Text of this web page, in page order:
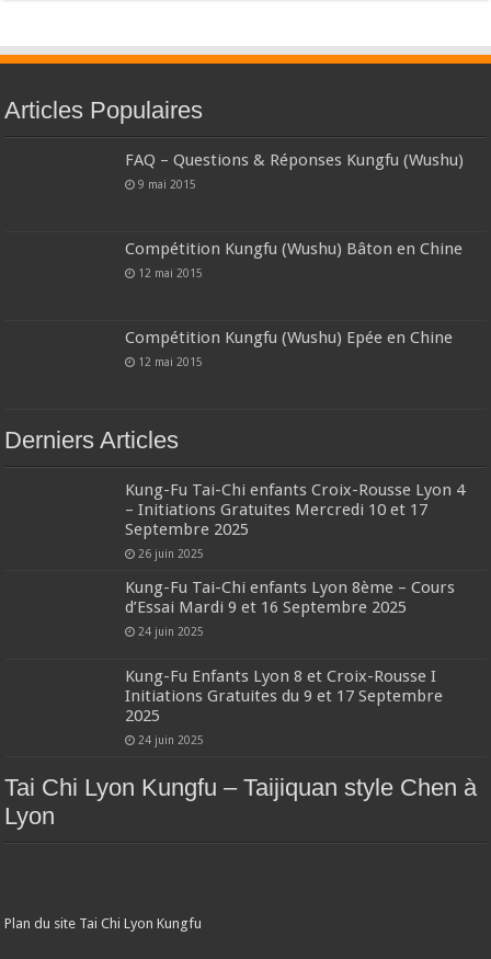
Articles Populaires
FAQ – Questions & Réponses Kungfu (Wushu)
9 mai 2015
Compétition Kungfu (Wushu) Bâton en Chine
12 mai 2015
Compétition Kungfu (Wushu) Epée en Chine
12 mai 2015
Derniers Articles
Kung-Fu Tai-Chi enfants Croix-Rousse Lyon 4
– Initiations Gratuites Mercredi 10 et 17
Septembre 2025
26 juin 2025
Kung-Fu Tai-Chi enfants Lyon 8ème – Cours
d’Essai Mardi 9 et 16 Septembre 2025
24 juin 2025
Kung-Fu Enfants Lyon 8 et Croix-Rousse I
Initiations Gratuites du 9 et 17 Septembre
2025
24 juin 2025
Tai Chi Lyon Kungfu – Taijiquan style Chen à
Lyon
Plan du site Tai Chi Lyon Kungfu